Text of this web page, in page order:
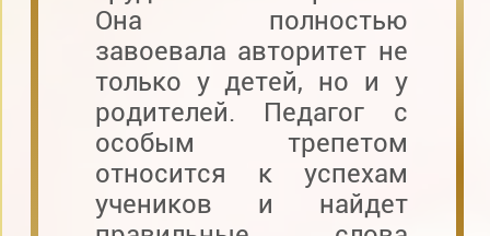
Она полностью
завоевала авторитет не
только у детей, но и у
родителей. Педагог с
особым трепетом
относится к успехам
учеников и найдет